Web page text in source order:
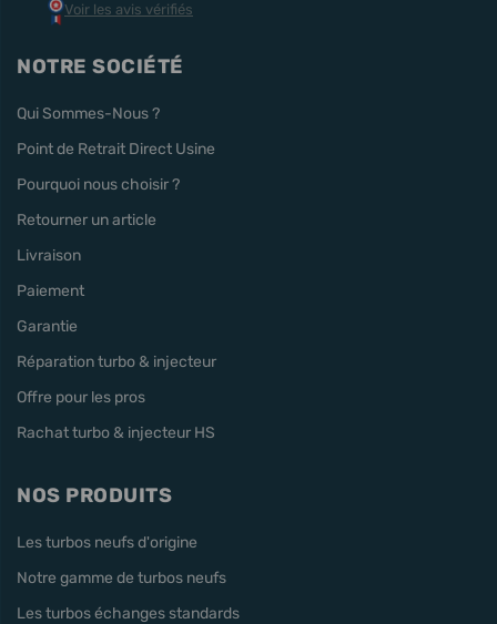
Voir les avis vérifiés
NOTRE SOCIÉTÉ
Qui Sommes-Nous ?
Point de Retrait Direct Usine
Pourquoi nous choisir ?
Retourner un article
Livraison
Paiement
Garantie
Réparation turbo & injecteur
Offre pour les pros
Rachat turbo & injecteur HS
NOS PRODUITS
Les turbos neufs d'origine
Notre gamme de turbos neufs
Les turbos échanges standards